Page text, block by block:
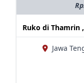
Ruko di Thamrin
Jawa